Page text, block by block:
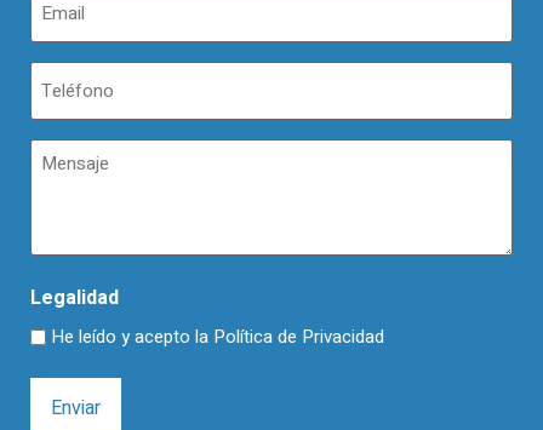
(Obligatorio)
Teléfono
(Obligatorio)
Mensaje
Legalidad
He leído y acepto la Política de Privacidad